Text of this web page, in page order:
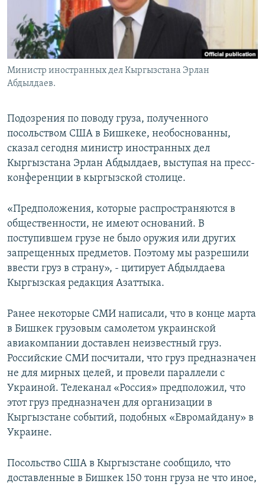
Министр иностранных дел Кыргызстана Эрлан
Абдылдаев.
Подозрения по поводу груза, полученного
посольством США в Бишкеке, необоснованны,
сказал сегодня министр иностранных дел
Кыргызстана Эрлан Абдылдаев, выступая на пресс-
конференции в кыргызской столице.
«Предположения, которые распространяются в
общественности, не имеют оснований. В
поступившем грузе не было оружия или других
запрещенных предметов. Поэтому мы разрешили
ввести груз в страну», - цитирует Абдылдаева
Кыргызская редакция Азаттыка.
Ранее некоторые СМИ написали, что в конце марта
в Бишкек грузовым самолетом украинской
авиакомпании доставлен неизвестный груз.
Российские СМИ посчитали, что груз предназначен
не для мирных целей, и провели параллели с
Украиной. Телеканал «Россия» предположил, что
этот груз предназначен для организации в
Кыргызстане событий, подобных «Евромайдану» в
Украине.
Посольство США в Кыргызстане сообщило, что
доставленные в Бишкек 150 тонн груза не что иное,